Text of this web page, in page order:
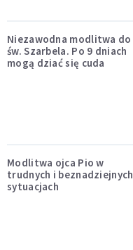
Niezawodna modlitwa do
św. Szarbela. Po 9 dniach
mogą dziać się cuda
Modlitwa ojca Pio w
trudnych i beznadziejnych
sytuacjach